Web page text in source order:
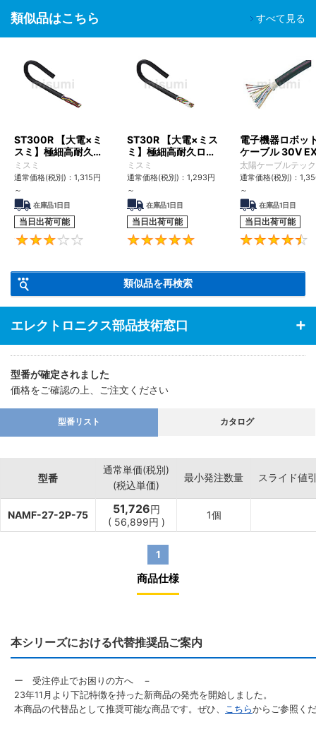
類似品はこちら すべて見る
ST300R 【大電×ミ
スミ】極細高耐久ロ
ボットケーブル（シ
ールド無・有）
ミスミ
通常価格(税別)： 1,315円
～
在庫品1日目
当日出荷可能
3
ST30R 【大電×ミス
ミ】極細高耐久ロボ
ットケーブル（シー
ルド無・有）
ミスミ
通常価格(税別)： 1,293円
～
在庫品1日目
当日出荷可能
5
電子機器ロボッ
ケーブル 30V
TypeII/20276
太陽ケーブルテック
通常価格(税別)：
～
在庫品1日目
当日出荷可能
類似品を再検索
エレクトロニクス部品技術窓口
型番が確定されました
価格をご確認の上、ご注文ください
型番リスト カタログ
型番
通常単価(税別)
(税込単価)
最小発注数量 スライド値
NAMF-27-2P-75 51,726円
( 56,899円 )
1個
1
商品仕様
本シリーズにおける代替推奨品ご案内
ー 受注停止でお困りの方へ －
23年11月より下記特徴を持った新商品の発売を開始しました。
本商品の代替品として推奨可能な商品です。ぜひ、
こちらからご参照く